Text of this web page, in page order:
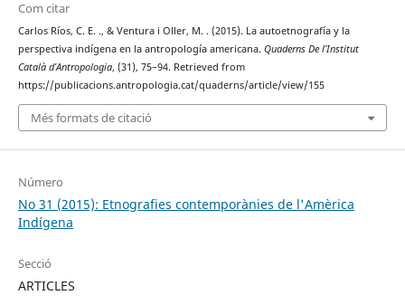
Com citar
Carlos Ríos, C. E. ., & Ventura i Oller, M. . (2015). La autoetnografía y la
perspectiva indígena en la antropología americana. Quaderns De l’Institut
Català d’Antropologia, (31), 75–94. Retrieved from
https://publicacions.antropologia.cat/quaderns/article/view/155
Més formats de citació
Número
No 31 (2015): Etnografies contemporànies de l'Amèrica
Indígena
Secció
ARTICLES